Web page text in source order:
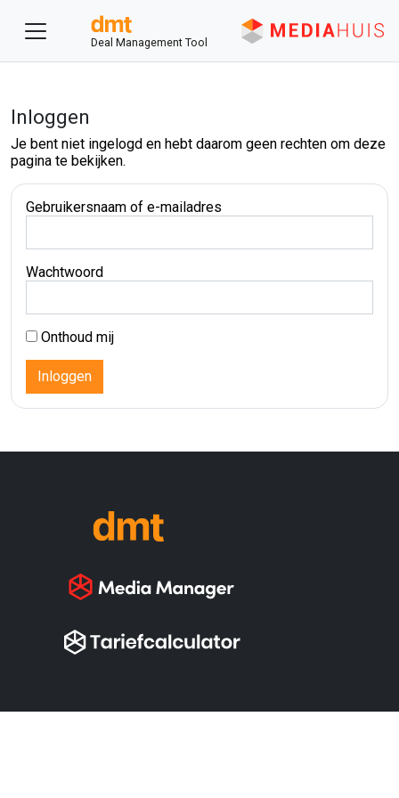
Deal Management Tool
Inloggen
Je bent niet ingelogd en hebt daarom geen rechten om deze
pagina te bekijken.
Gebruikersnaam of e-mailadres
Wachtwoord
Onthoud mij